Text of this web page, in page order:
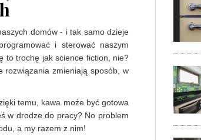
domów - i tak samo dzieje
i sterować naszym
to trochę jak science fiction, nie?
rozwiązania zmieniają sposób, w
temu, kawa może być gotowa
w drodze do pracy? No problem
a my razem z nim!